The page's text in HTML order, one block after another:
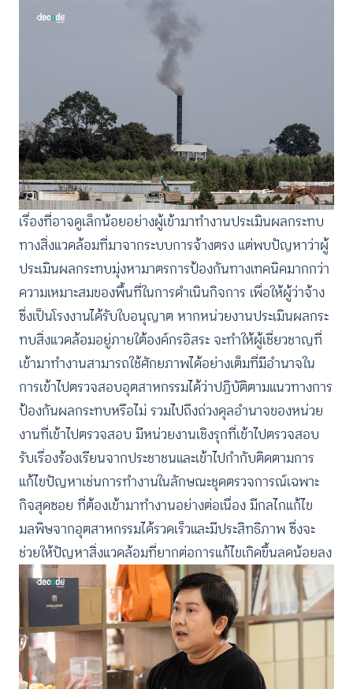
เรื่องที่อาจดูเล็กน้อยอย่างผู้เข้ามาทำงานประเมินผลกระทบ
ทางสิ่งแวดล้อมที่มาจากระบบการจ้างตรง แต่พบปัญหาว่าผู้
ประเมินผลกระทบมุ่งหามาตรการป้องกันทางเทคนิคมากกว่า
ความเหมาะสมของพื้นที่ในการดำเนินกิจการ เพื่อให้ผู้ว่าจ้าง
ซึ่งเป็นโรงงานได้รับใบอนุญาต หากหน่วยงานประเมินผลกระ
ทบสิ่งแวดล้อมอยู่ภายใต้องค์กรอิสระ จะทำให้ผู้เชี่ยวชาญที่
เข้ามาทำงานสามารถใช้ศักยภาพได้อย่างเต็มที่มีอำนาจใน
การเข้าไปตรวจสอบอุตสาหกรรมได้ว่าปฏิบัติตามแนวทางการ
ป้องกันผลกระทบหรือไม่ รวมไปถึงถ่วงดุลอำนาจของหน่วย
งานที่เข้าไปตรวจสอบ มีหน่วยงานเชิงรุกที่เข้าไปตรวจสอบ
รับเรื่องร้องเรียนจากประชาชนและเข้าไปกำกับติดตามการ
แก้ไขปัญหาเช่นการทำงานในลักษณะชุดตรวจการณ์เฉพาะ
กิจสุดซอย ที่ต้องเข้ามาทำงานอย่างต่อเนื่อง มีกลไกแก้ไข
มลพิษจากอุตสาหกรรมได้รวดเร็วและมีประสิทธิภาพ ซึ่งจะ
ช่วยให้ปัญหาสิ่งแวดล้อมที่ยากต่อการแก้ไขเกิดขึ้นลดน้อยลง